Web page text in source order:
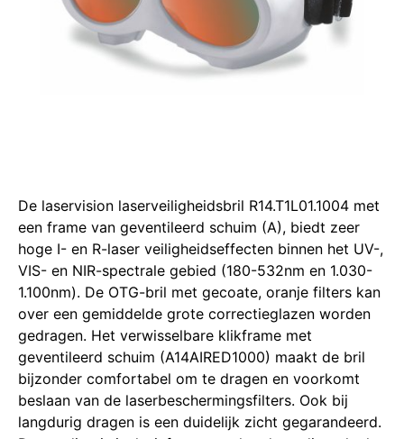
De laservision laserveiligheidsbril R14.T1L01.1004 met
een frame van geventileerd schuim (A), biedt zeer
hoge I- en R-laser veiligheidseffecten binnen het UV-,
VIS- en NIR-spectrale gebied (180-532nm en 1.030-
1.100nm). De OTG-bril met gecoate, oranje filters kan
over een gemiddelde grote correctieglazen worden
gedragen. Het verwisselbare klikframe met
geventileerd schuim (A14AIRED1000) maakt de bril
bijzonder comfortabel om te dragen en voorkomt
beslaan van de laserbeschermingsfilters. Ook bij
langdurig dragen is een duidelijk zicht gegarandeerd.